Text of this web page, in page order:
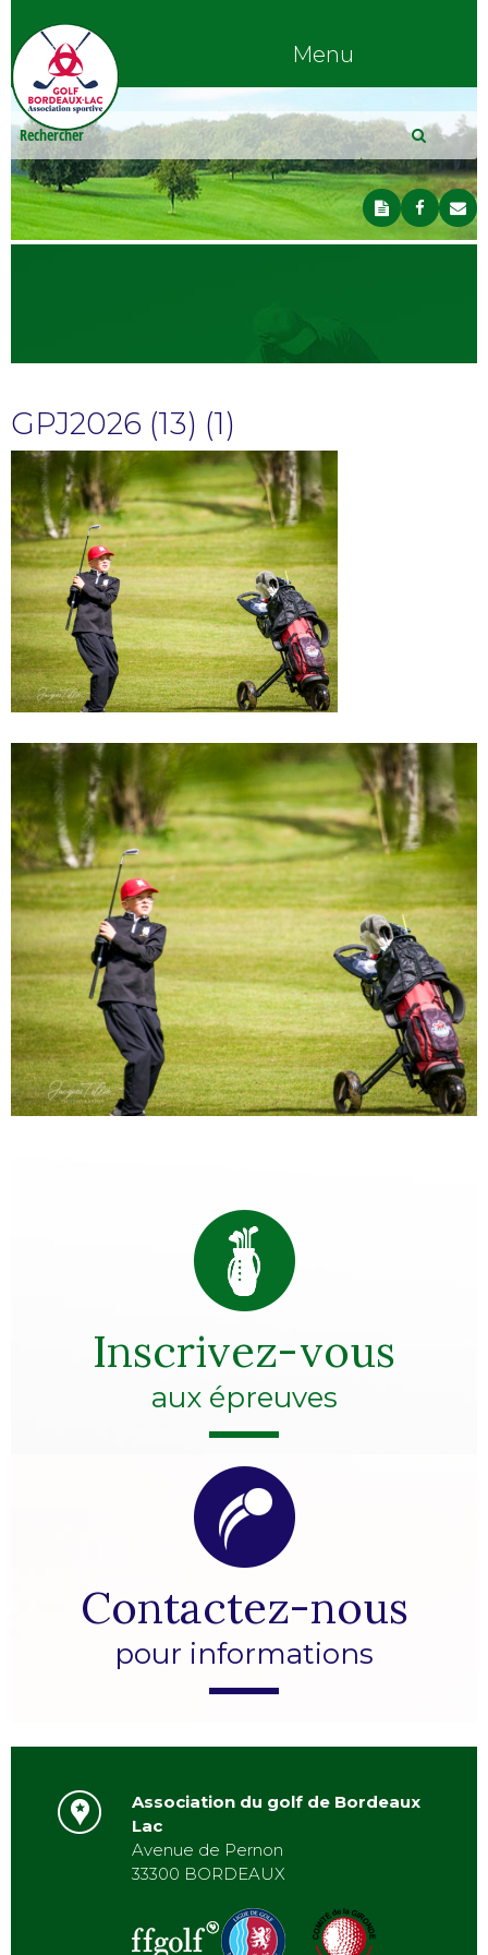
Menu
GPJ2026 (13) (1)
Inscrivez-vous
aux épreuves
Contactez-nous
pour informations
Association du golf de Bordeaux
Lac
Avenue de Pernon
33300 BORDEAUX